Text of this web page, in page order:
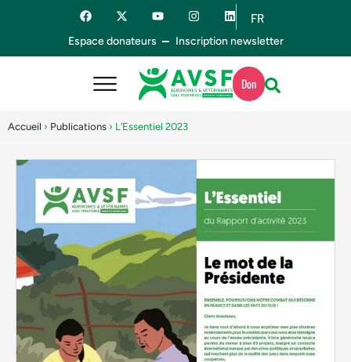
FR
ES
Espace donateurs Inscription newsletter
Don
Accueil › Publications › L’Essentiel 2023